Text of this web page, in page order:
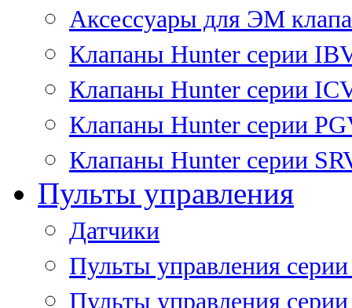
Аксессуары для ЭМ
Клапаны Hunter серии
Клапаны Hunter серии
Клапаны Hunter серии
Клапаны Hunter серии
Пульты управления
Датчики
Пульты управления
Пульты управления